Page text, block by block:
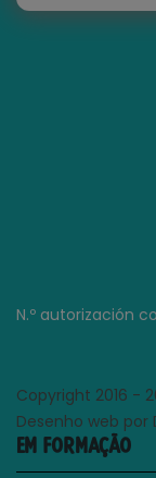
N.º autorización
Copyright 2016 -
Desenho web por
EM FORMAÇÃO